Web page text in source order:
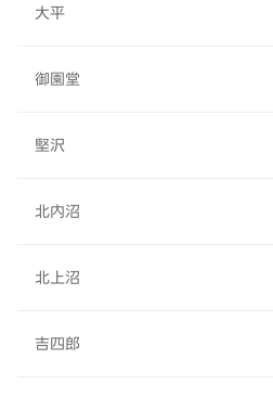
大平
御園堂
堅沢
北内沼
北上沼
吉四郎